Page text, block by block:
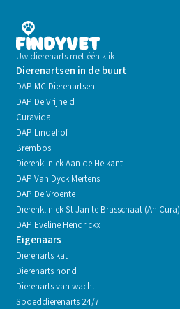
Uw dierenarts met één klik
Dierenartsen in de buurt
DAP MC Dierenartsen
DAP De Vrijheid
Curavida
DAP Lindehof
Brembos
Dierenkliniek Aan de Heikant
DAP Van Dyck Mertens
DAP De Vroente
Dierenkliniek St Jan te Brasschaat (AniCura)
DAP Eveline Hendrickx
Eigenaars
Dierenarts kat
Dierenarts hond
Dierenarts van wacht
Spoeddierenarts 24/7